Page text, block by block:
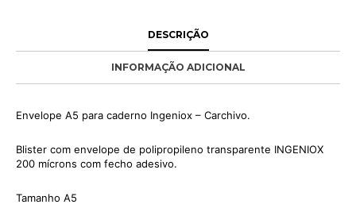
DESCRIÇÃO
INFORMAÇÃO ADICIONAL
Envelope A5 para caderno Ingeniox – Carchivo.
Blister com envelope de polipropileno transparente INGENIOX
200 mícrons com fecho adesivo.
Tamanho A5